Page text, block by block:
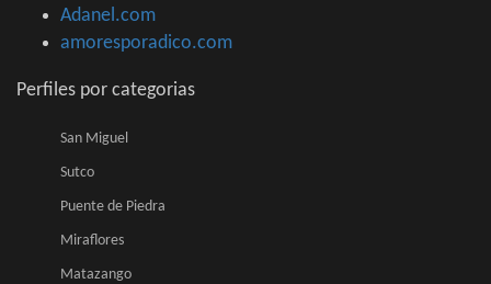
Adanel.com
amoresporadico.com
Perfiles por categorias
San Miguel
Sutco
Puente de Piedra
Miraflores
Matazango